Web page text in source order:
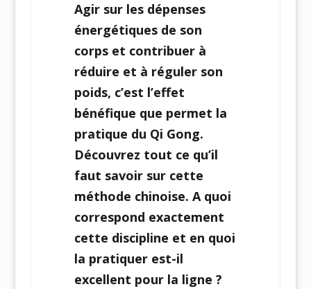
Agir sur les dépenses
énergétiques de son
corps et contribuer à
réduire et à réguler son
poids, c’est l’effet
bénéfique que permet la
pratique du Qi Gong.
Découvrez tout ce qu’il
faut savoir sur cette
méthode chinoise. A quoi
correspond exactement
cette discipline et en quoi
la pratiquer est-il
excellent pour la ligne ?